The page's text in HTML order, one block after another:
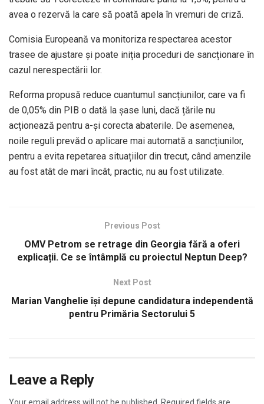
avea o rezervă la care să poată apela în vremuri de criză.
Comisia Europeană va monitoriza respectarea acestor
trasee de ajustare și poate iniția proceduri de sancționare în
cazul nerespectării lor.
Reforma propusă reduce cuantumul sancțiunilor, care va fi
de 0,05% din PIB o dată la șase luni, dacă țările nu
acționează pentru a-și corecta abaterile. De asemenea,
noile reguli prevăd o aplicare mai automată a sancțiunilor,
pentru a evita repetarea situațiilor din trecut, când amenzile
au fost atât de mari încât, practic, nu au fost utilizate.
Previous Post
OMV Petrom se retrage din Georgia fără a oferi
explicații. Ce se întâmplă cu proiectul Neptun Deep?
Next Post
Marian Vanghelie își depune candidatura independentă
pentru Primăria Sectorului 5
Leave a Reply
Your email address will not be published. Required fields are